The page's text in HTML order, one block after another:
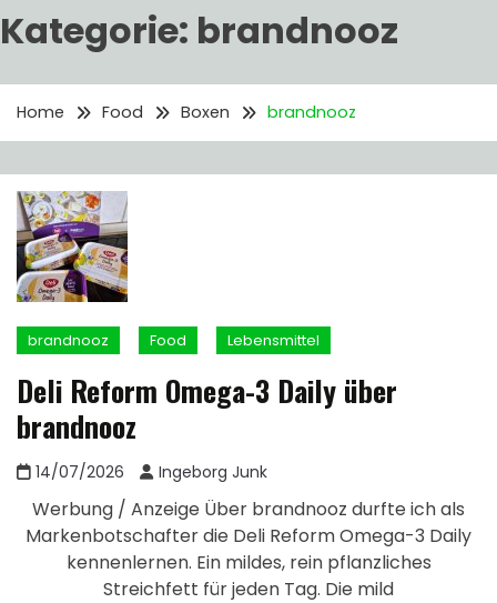
Kategorie: brandnooz
Home Food Boxen brandnooz
brandnooz Food Lebensmittel
Deli Reform Omega-3 Daily über
brandnooz
14/07/2026 Ingeborg Junk
Werbung / Anzeige Über brandnooz durfte ich als
Markenbotschafter die Deli Reform Omega-3 Daily
kennenlernen. Ein mildes, rein pflanzliches
Streichfett für jeden Tag. Die mild